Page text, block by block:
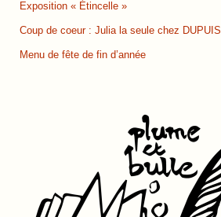
Exposition « Étincelle »
Coup de coeur : Julia la seule chez DUPUIS
Menu de fête de fin d’année